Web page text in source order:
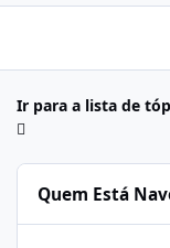
Ir para a lista de
Quem Está